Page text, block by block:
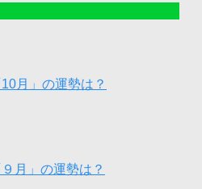
月」の運勢は？
月」の運勢は？